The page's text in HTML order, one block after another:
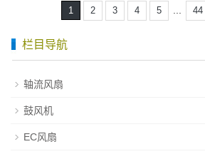
1 2 3 4 5 44
栏目导航
轴流风扇
鼓风机
EC风扇